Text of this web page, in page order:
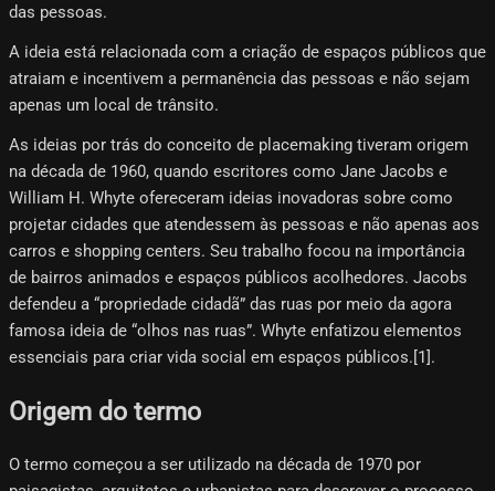
das pessoas.
A ideia está relacionada com a criação de espaços públicos que
atraiam e incentivem a permanência das pessoas e não sejam
apenas um local de trânsito.
As ideias por trás do conceito de placemaking tiveram origem
na década de 1960, quando escritores como Jane Jacobs e
William H. Whyte ofereceram ideias inovadoras sobre como
projetar cidades que atendessem às pessoas e não apenas aos
carros e shopping centers. Seu trabalho focou na importância
de bairros animados e espaços públicos acolhedores. Jacobs
defendeu a “propriedade cidadã” das ruas por meio da agora
famosa ideia de “olhos nas ruas”. Whyte enfatizou elementos
essenciais para criar vida social em espaços públicos.[1]​.
Origem do termo
O termo começou a ser utilizado na década de 1970 por